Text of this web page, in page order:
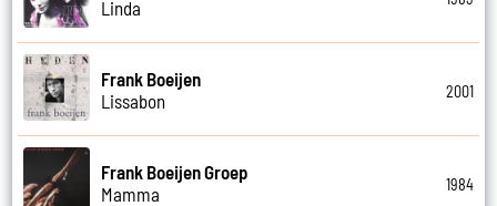
Linda
Frank Boeijen
Lissabon
2001
Frank Boeijen Groep
Mamma
1984